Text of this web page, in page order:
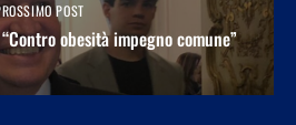
POST
obesità impegno comune”